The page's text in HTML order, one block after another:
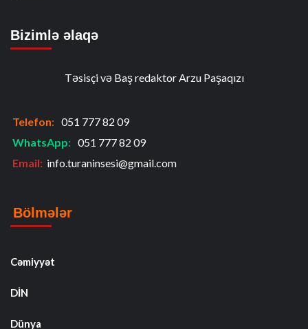
Bizimlə əlaqə
Təsisçi və Baş redaktor Arzu Paşaqızı
Telefon: 051 777 82 09
WhatsApp: 051 777 82 09
Email: info.turaninsesi@gmail.com
Bölmələr
Cəmiyyət
DİN
Dünya